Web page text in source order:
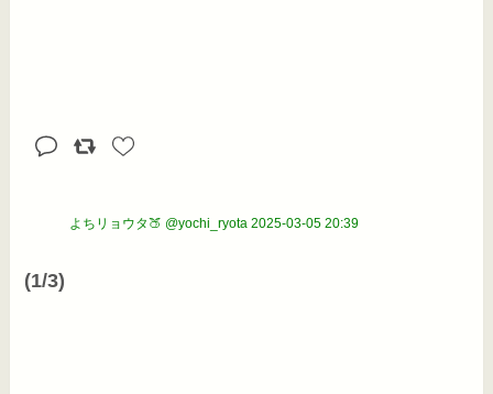
よちリョウタ🍑 @yochi_ryota 2025-03-05 20:39
(1/3)